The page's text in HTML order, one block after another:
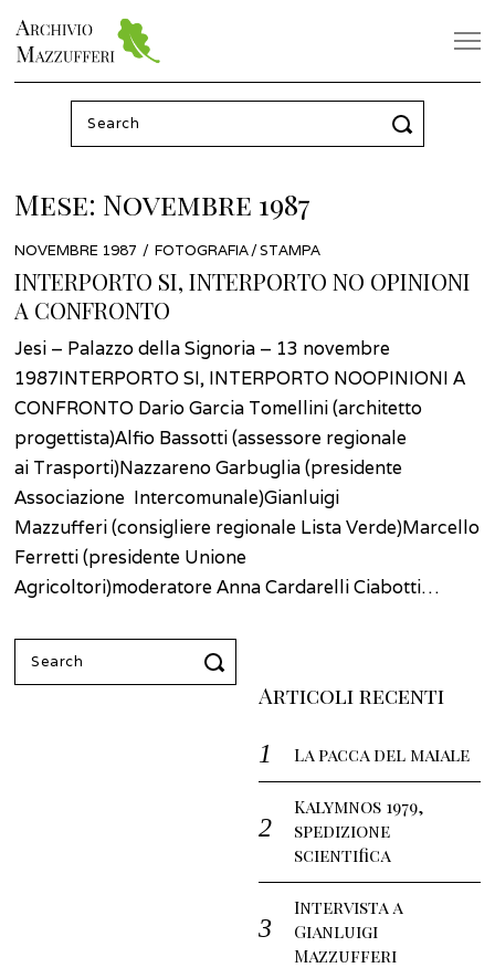
Search
for:
Mese: Novembre 1987
POSTED
ON
NOVEMBRE 1987 GIUGNO
2022
FOTOGRAFIA/STAMPA
INTERPORTO SI, INTERPORTO NO OPINIONI
A CONFRONTO
Jesi – Palazzo della Signoria – 13 novembre
1987INTERPORTO SI, INTERPORTO NOOPINIONI A
CONFRONTO Dario Garcia Tomellini (architetto
progettista)Alfio Bassotti (assessore regionale
ai Trasporti)Nazzareno Garbuglia (presidente
Associazione Intercomunale)Gianluigi
Mazzufferi (consigliere regionale Lista Verde)Marcello
Ferretti (presidente Unione
Agricoltori)moderatore Anna Cardarelli Ciabotti…
Search
for:
Articoli recenti
La pacca del maiale
Kalymnos 1979,
spedizione
scientifica
Intervista a
Gianluigi
Mazzufferi